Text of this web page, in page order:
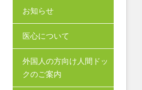
お知らせ
医心について
外国人の方向け人間ドッ
クのご案内